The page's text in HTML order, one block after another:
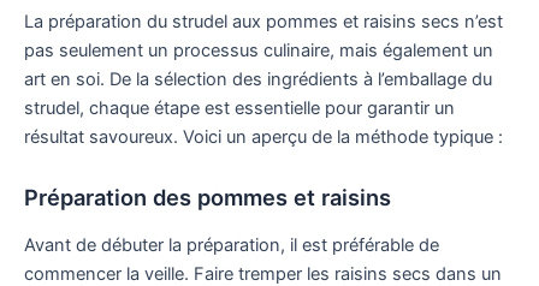
La préparation du strudel aux pommes et raisins secs n’est
pas seulement un processus culinaire, mais également un
art en soi. De la sélection des ingrédients à l’emballage du
strudel, chaque étape est essentielle pour garantir un
résultat savoureux. Voici un aperçu de la méthode typique :
Préparation des pommes et raisins
Avant de débuter la préparation, il est préférable de
commencer la veille. Faire tremper les raisins secs dans un